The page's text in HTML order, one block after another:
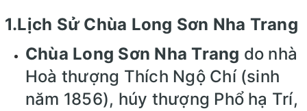
1.Lịch Sử Chùa Long Sơn Nha Trang
Chùa Long Sơn Nha Trang do nhà
Hoà thượng Thích Ngộ Chí (sinh
năm 1856), húy thượng Phổ hạ Trí,